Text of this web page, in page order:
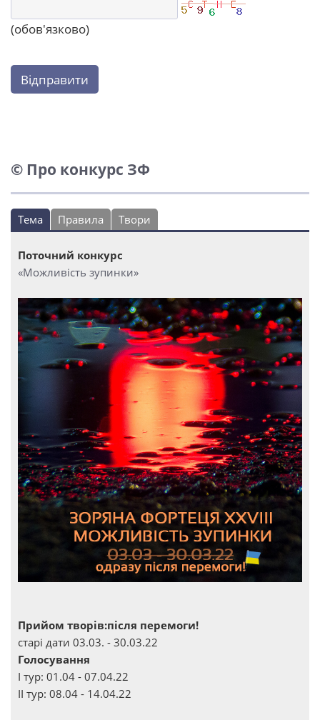
(обов'язково)
Відправити
© Про конкурс ЗФ
Тема Правила Твори
Поточний конкурс
«Можливість зупинки»
Прийом творів:після перемоги!
старі дати 03.03. - 30.03.22
Голосування
І тур: 01.04 - 07.04.22
ІІ тур: 08.04 - 14.04.22